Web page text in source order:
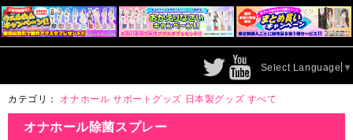
Select Language ▼
カテゴリ： オナホール サポートグッズ 日本製グッズ すべて
オナホール除菌スプレー